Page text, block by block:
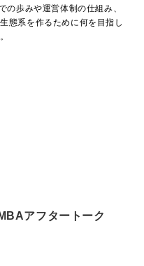
の歩みや運営体制の仕組み、
態系を作るために何を目指し
アフタートーク